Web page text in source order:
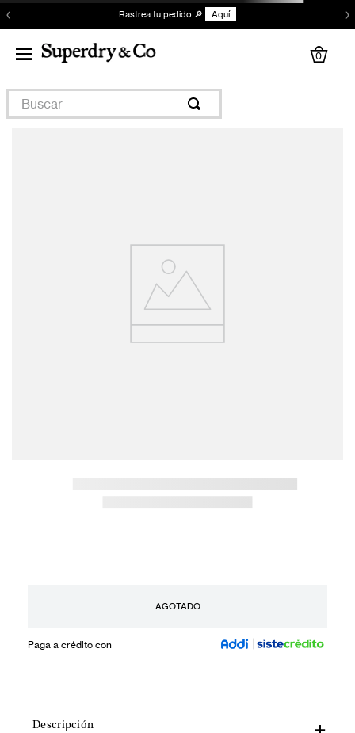
‹ Rastrea tu pedido 🔎 Aquí ›
0
Buscar
AGOTADO
Paga a crédito con
Descripción